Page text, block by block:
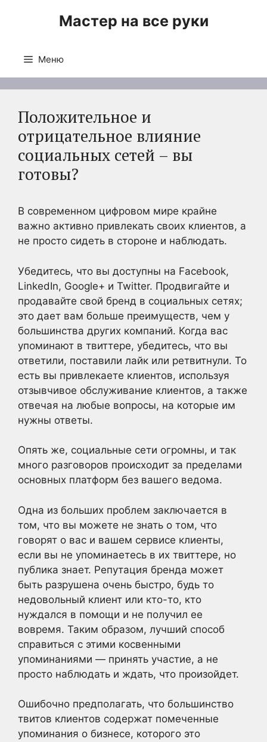
Мастер на все руки
Меню
Положительное и
отрицательное влияние
социальных сетей – вы
готовы?
В современном цифровом мире крайне
важно активно привлекать своих клиентов, а
не просто сидеть в стороне и наблюдать.
Убедитесь, что вы доступны на Facebook,
LinkedIn, Google+ и Twitter. Продвигайте и
продавайте свой бренд в социальных сетях;
это дает вам больше преимуществ, чем у
большинства других компаний. Когда вас
упоминают в твиттере, убедитесь, что вы
ответили, поставили лайк или ретвитнули. То
есть вы привлекаете клиентов, используя
отзывчивое обслуживание клиентов, а также
отвечая на любые вопросы, на которые им
нужны ответы.
Опять же, социальные сети огромны, и так
много разговоров происходит за пределами
основных платформ без вашего ведома.
Одна из больших проблем заключается в
том, что вы можете не знать о том, что
говорят о вас и вашем сервисе клиенты,
если вы не упоминаетесь в их твиттере, но
публика знает. Репутация бренда может
быть разрушена очень быстро, будь то
недовольный клиент или кто-то, кто
нуждался в помощи и не получил ее
вовремя. Таким образом, лучший способ
справиться с этими косвенными
упоминаниями — принять участие, а не
просто наблюдать и ждать, что произойдет.
Ошибочно предполагать, что большинство
твитов клиентов содержат помеченные
упоминания о бизнесе, которого это